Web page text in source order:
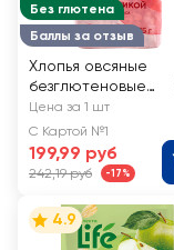
Без глютена
Баллы за отзыв
Хлопья овсяные
безглютеновые
ЛЕНТА LIFE с
клубникой
Цена за 1 шт
С Картой №1
199,99 руб
242,19 руб -17%
4.9